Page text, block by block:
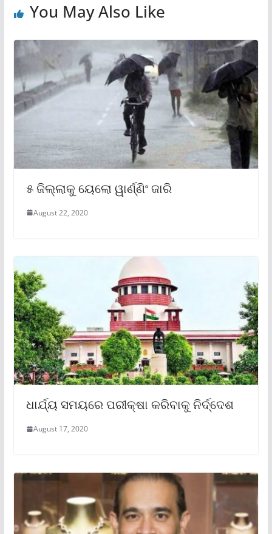
You May Also Like
୫ ଜିଲ୍ଲାକୁ ୟେଲୋ ୱାର୍ଣ୍ଣିଂ ଜାରି
August 22, 2020
ଧାର୍ଯ୍ୟ ସମୟରେ ପରୀକ୍ଷା କରିବାକୁ ନିର୍ଦ୍ଦେଶ
August 17, 2020